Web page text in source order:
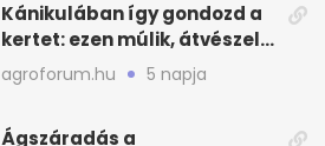
Kánikulában így gondozd a
kertet: ezen múlik, átvészeli-
e a hőséget
agroforum.hu 5 napja
Ágszáradás a